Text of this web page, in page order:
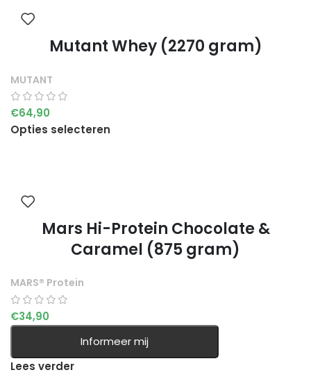
Mutant Whey (2270 gram)
MUTANT
€64,90
Opties selecteren
Mars Hi-Protein Chocolate &
Caramel (875 gram)
MARS® Protein
€34,90
Informeer mij
Lees verder